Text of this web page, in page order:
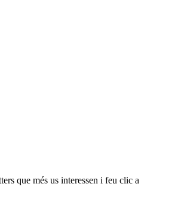
que més us interessen i feu clic a